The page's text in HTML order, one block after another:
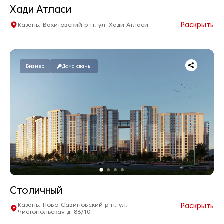
Хади Атласи
Казань, Вахитовский р-н, ул. Хади Атласи
Раскрыть
Дом сдан
Бизнес Дома сданы
Столичный
Казань, Ново-Савиновский р-н, ул.
Чистопольская д. 86/10
Раскрыть